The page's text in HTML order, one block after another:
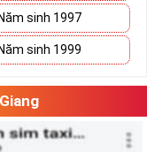
rẻ
khá lớn nếu vô tình
danh sách sim số
và lựa chọn được
là cân đo đong đếm
Năm sinh 1997
Năm sinh 1999